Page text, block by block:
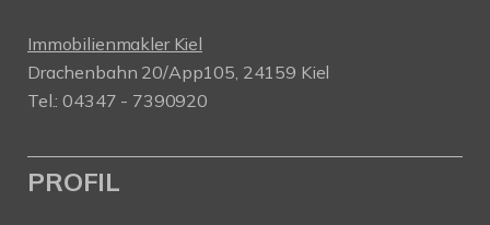
Immobilienmakler Kiel
Drachenbahn 20/App105, 24159 Kiel
Tel.: 04347 - 7390920
PROFIL